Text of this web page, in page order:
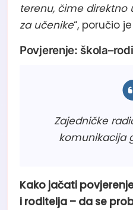
terenu, čime direktno
za učenike“, poručio
Povjerenje:
Zajedničke
komunikacija
Kako jačati
i roditelja – da se